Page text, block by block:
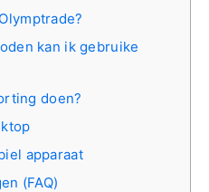
kan ik gebruike
doen?
apparaat
(FAQ)